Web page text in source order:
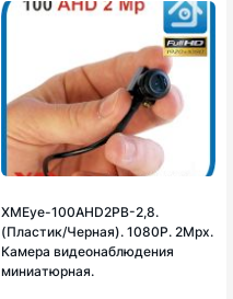
XMEye-100AHD2PB-2,8.
(Пластик/Черная). 1080P. 2Mpx.
Камера видеонаблюдения
миниатюрная.